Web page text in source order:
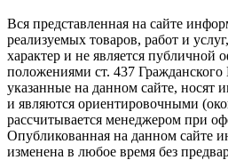
Вся представленная на сайте
реализуемых товаров, работ и
характер и не является публичной
положениями ст. 437
указанные на данном сайте, носят
и являются ориентировочными
рассчитывается менеджером при
Опубликованная на данном сайте
изменена в любое время без